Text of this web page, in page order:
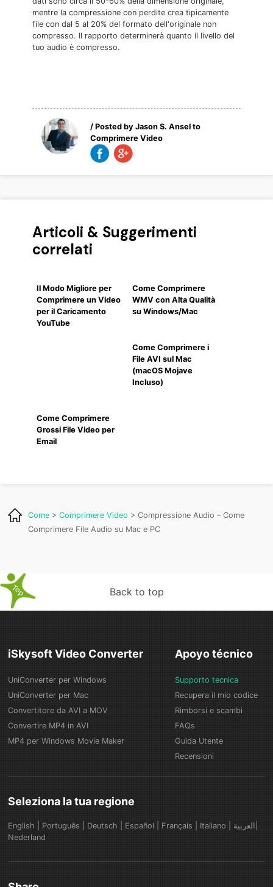
mentre la compressione con perdite crea tipicamente
file con dal 5 al 20% del formato dell'originale non
compresso. Il rapporto determinerà quanto il livello del
tuo audio è compresso.
/ Posted byJason S. Ansel to
Comprimere Video
Articoli & Suggerimenti
correlati
Il Modo Migliore per
Comprimere un Video
per il Caricamento
YouTube
Come Comprimere
WMV con Alta Qualità
su Windows/Mac
Come Comprimere i
File AVI sul Mac
(macOS Mojave
Incluso)
Come Comprimere
Grossi File Video per
Email
Come >Comprimere Video > Compressione Audio – Come
Comprimere File Audio su Mac e PC
Back to top
iSkysoft Video Converter
UniConverter per Windows
UniConverter per Mac
Convertitore da AVI a MOV
Convertire MP4 in AVI
MP4 per Windows Movie Maker
Apoyo técnico
Supporto tecnica
Recupera il mio codice
Rimborsi e scambi
FAQs
Guida Utente
Recensioni
Seleziona la tua regione
English Português Deutsch Español Français Italiano
Nederland